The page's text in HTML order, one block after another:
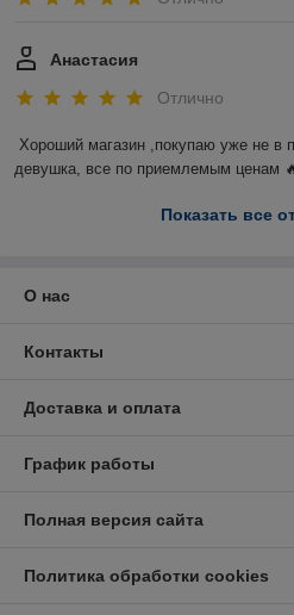
Анастасия
Отлично
Хороший магазин ,покупаю уже не в
девушка, все по приемлемым ценам
Показать все
О нас
Контакты
Доставка и оплата
График работы
Полная версия сайта
Политика обработки cookies